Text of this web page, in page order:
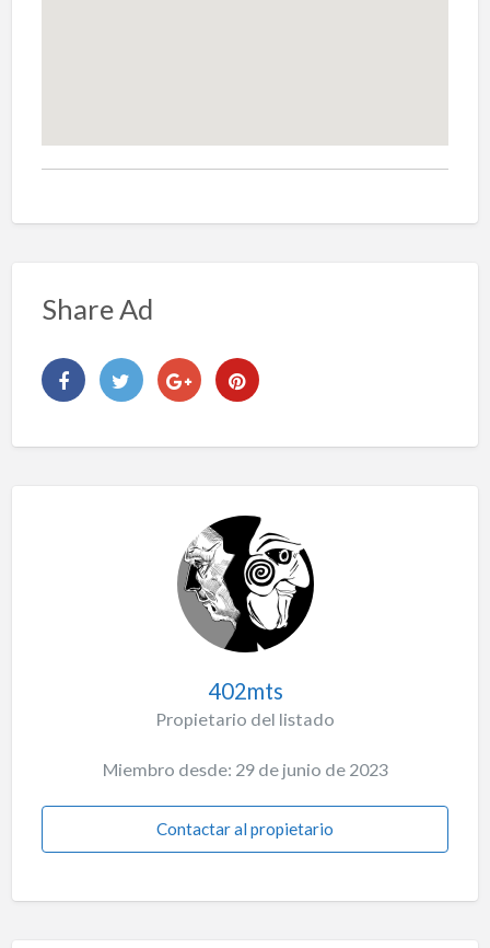
Share Ad
402mts
Propietario del listado
Miembro desde: 29 de junio de 2023
Contactar al propietario